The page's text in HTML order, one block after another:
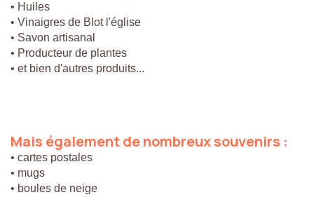
• Huiles
• Vinaigres de Blot l'église
• Savon artisanal
• Producteur de plantes
• et bien d'autres produits...
Mais égalementdenombreuxsouvenirs :
• cartes postales
• mugs
• boules de neige